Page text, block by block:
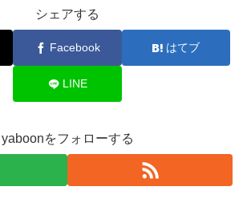
シェアする
Facebook はてブ
LINE
yaboonをフォローする